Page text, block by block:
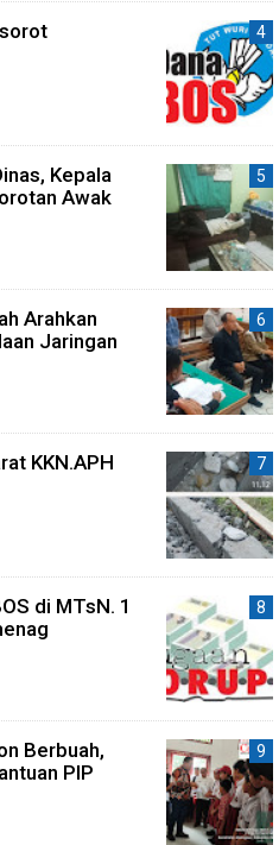
Kepala
Awak
Arahkan
Jaringan
KKN.APH
di MTsN. 1
Berbuah,
PIP